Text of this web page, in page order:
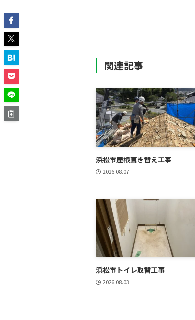
関連記事
浜松市屋根葺き替え工事
2026.08.07
浜松市トイレ取替工事
2026.08.03